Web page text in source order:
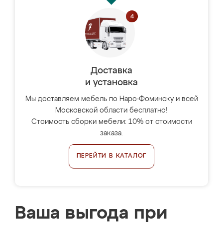
Доставка
и установка
Мы доставляем мебель по Наро-Фоминску и всей
Московской области бесплатно!
Стоимость сборки мебели: 10% от стоимости
заказа.
ПЕРЕЙТИ В КАТАЛОГ
Ваша выгода при